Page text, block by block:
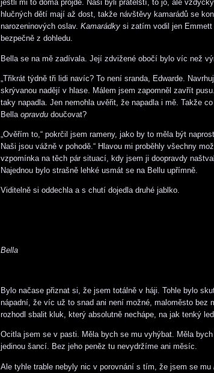
jestli mi to doma projde. Naši byli přátelští, to jo, ale
hlučných dětí mají až dost, takže návštěvy kamarádů se
narozeninových oslav. Kamarádky si zatím vodil jen
bezpečně z dohledu.
Bella se na mě zadívala. Její zdvižené obočí bylo víc než
„Třikrát týdně tři lidi navíc? To není sranda, Edwarde.
skrývanou nadějí v hlase. Málem jsem zapomněl zavřít
taky napadla. Jen nemohla uvěřit, že napadla i mě. Takže
Bella opravdu doučovat?
„Ověřím to,“ pokrčil jsem rameny, jako by to měla být
Naši jsou vážně v pohodě.“ Hlavou mi proběhly všechny
vzpomínka na těch pár situací, kdy jsem ji doopravdy
Najednou bylo strašně lehké usmát se na Bellu upřímně.
Viditelně si oddechla a s chutí dojedla druhé jablko.
Bella
Bylo načase přiznat si, že jsem totálně v háji. Tohle bylo
nápadní, že víc už to snad ani není možné, maloměsto bez
rozhodl sbalit kluk, který absolutně nechápe, na jak tenký
Ocitla jsem se v pasti. Měla bych se mu vyhýbat. Měla
jedinou šancí. Bez jeho peněz tu nevydržíme ani měsíc.
Ale tyhle trable nebyly nic v porovnání s tím, že jsem se mu